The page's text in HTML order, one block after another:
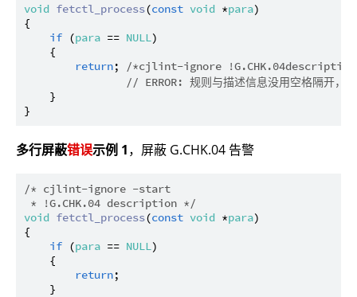
void fetctl_process(const void *para)
{
if (para == NULL)
    {
return;
/*cjlint-ignore
// ERROR: 规则与描述信息没用空格隔开，
    }
多行屏蔽错误示例 1，屏蔽 G.CHK.04 告警
/* cjlint-ignore -start
* !G.CHK.04 description */
void fetctl_process(const void *para)
{
if (para == NULL)
    {
return;
    }